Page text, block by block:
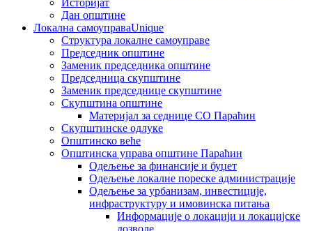
Историјат
Дан општине
Локална самоуправаUnique
Структура локалне самоуправе
Председник општине
Заменик председника општине
Председница скупштине
Заменик председнице скупштине
Скупштина општине
Материјал за седнице СО Параћин
Скупштинске одлуке
Општинско веће
Општинска управа општине Параћин
Одељење за финансије и буџет
Одељење локалне пореске администрације
Одељење за урбанизам, инвестиције,
инфраструктуру и имовинска питања
Информације о локацији и локацијске
дозволе